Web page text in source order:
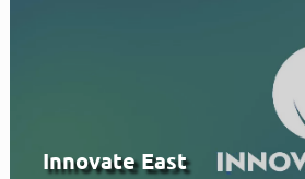
Innovate East